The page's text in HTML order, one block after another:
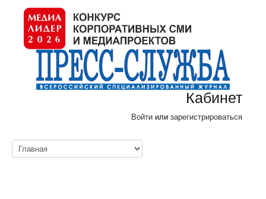
Кабинет
Войти или зарегистрироваться